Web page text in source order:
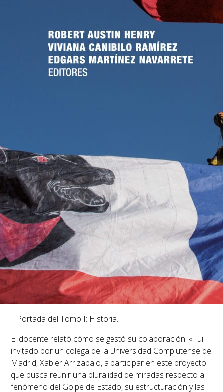
Portada del Tomo I: Historia.
El docente relató cómo se gestó su colaboración: «Fui
invitado por un colega de la Universidad Complutense de
Madrid, Xabier Arrizabalo, a participar en este proyecto
que busca reunir una pluralidad de miradas respecto al
fenómeno del Golpe de Estado, su estructuración y las